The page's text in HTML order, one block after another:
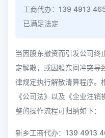
工商代办：139 4913
已满足法定
当因股东撤资而引发公司终
定解散，或因股东间冲突导
律规定执行解散清算程序
《公司法》以及《企业注
整的操作流程可归纳如下：
新乡工商代办：139 4913